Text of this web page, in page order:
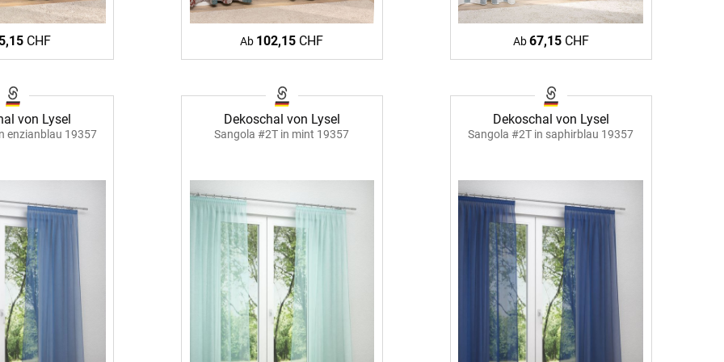
ÜBER UNS
Impressum
Datenschutz
VERSAND
Versandinformation
Reklamation
BEZAHLUNG
PayPal
Kreditkarte
CHF Ab 102,15 CHF Ab67,15CHF
von Lysel
enzianblau 19357
Dekoschal von Lysel
Sangola #2T in mint 19357
Dekoschal von Lysel
Sangola #2T in saphirblau 19357